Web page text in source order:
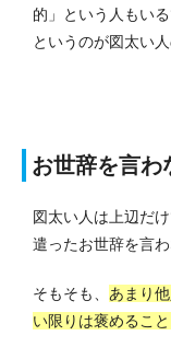
的」という人もい
というのが図太い
お世辞を言わ
図太い人は上辺だ
遣ったお世辞を言
そもそも、 あまり
い限りは褒めるこ